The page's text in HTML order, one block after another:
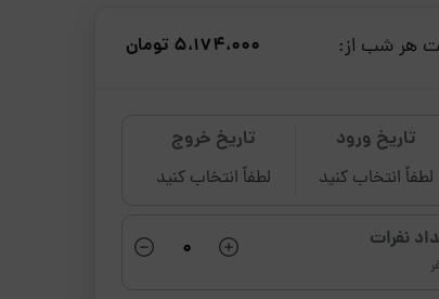
هر شب از: 5،174،000 تومان
تاریخ ورود
لطفاً انتخاب کنید
تاریخ خروج
لطفاً انتخاب کنید
نفرات